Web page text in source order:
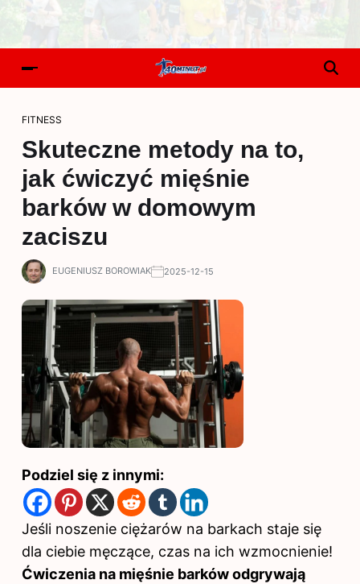
FITNESS
Skuteczne metody na to,
jak ćwiczyć mięśnie
barków w domowym
zaciszu
EUGENIUSZ BOROWIAK 2025-12-15
Podziel się z innymi:
Jeśli noszenie ciężarów na barkach staje się
dla ciebie męczące, czas na ich wzmocnienie!
Ćwiczenia na mięśnie barków odgrywają